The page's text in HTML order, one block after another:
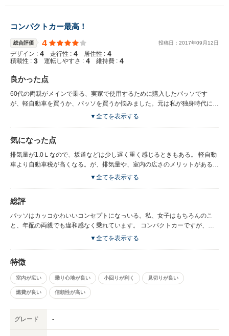
コンパクトカー最高！
総合評価 4 投稿日： 2017年09 月 12日
デザイン : 4 走行性 : 4 居住性 : 4
積載性 : 3 運転しやすさ : 4 維持費 : 4
良かった点
60代の両親がメインで乗る、実家で使用するために購入したパッソです
が、軽自動車を買うか、パッソを買うか悩みました。元は私が独身時代に自
分の車が欲しくて、車を買うならパッソのレッド！！と決めていたぐらい欲
た。ずっと憧れていた車でしたが、結婚を期に自分の車が持てなくなってし
まい、諦めてました。がしかし、両親が年配になり、また車が必要(8年前ま
ではBBを所有してましたが今はなし)との事で、話し合いをし、毎日乗る訳
と両親には言われたのですが、 私が実家に帰省した時は毎日私が乗る。そ
れなら、ずっと欲しかった車のパッソがいい♡ たまに両親で旅行に行くと
きもある。 私の家の愛知県と実家の大阪府を行き来することもある。 それ
で、運転しやすいよ、とパッソをおすすめ。 値段的にも軽自動車と比較し
たところ、そこまで大きく変わらなかった。 コンパクトカーで両親も運転
しやすいし、パッソの形も気に入ってもらえ、5人乗っても窮屈間もなく、
高速もスイスイだったので、 パッソ購入してよかったと両親も言ってま
す。
▼全てを表示する
気になった点
排気量が1.0Ｌなので、坂道などは少し遅く重く感じるときもある。 軽自動
車より自動車税が高くなる。が、排気量や、室内の広さのメリットがある。
年配の両親的には、運転中のエコモードに少し慣れないみたいで、車が止ま
も初めて乗った時は同じ感想でしたが、まぁ慣れですね。慣れてきます。
▼全てを表示する
総評
パッソはカッコかわいいコンセプトになっいる。私、女子はもちろんのこ
と、年配の両親でも違和感なく乗れています。 コンパクトカーですが、後
部座席は3人乗っても広い。 低燃費なので、ガソリンの減りも遅いので金銭
ます。
▼全てを表示する
特徴
室内が広い 乗り心地が良い 小回りが利く 見切りが良い
燃費が良い 信頼性が高い
グレード -